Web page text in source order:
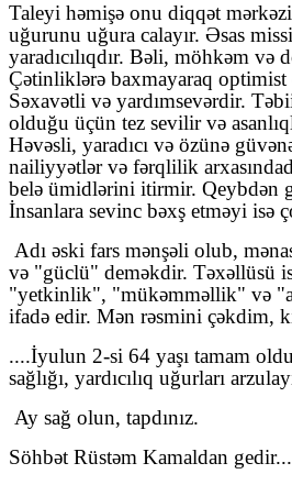
Taleyi həmişə onu diqqət
uğurunu uğura calayır. Əsas
yaradıcılıqdır. Bəli, möhkəm və
Çətinliklərə baxmayaraq optimist
Səxavətli və yardımsevərdir.
olduğu üçün tez sevilir və
Həvəsli, yaradıcı və özünə
nailiyyətlər və fərqlilik
belə ümidlərini itirmir. Qeybdən
İnsanlara sevinc bəxş etməyi isə
Adı əski fars mənşəli olub,
və "güclü" deməkdir. Təxəllüsü
"yetkinlik", "mükəmməllik" və
ifadə edir. Mən rəsmini çəkdim,
....İyulun 2-si 64 yaşı tamam
sağlığı, yardıcılıq uğurları
Ay sağ olun, tapdınız.
Söhbət Rüstəm Kamaldan gedir...